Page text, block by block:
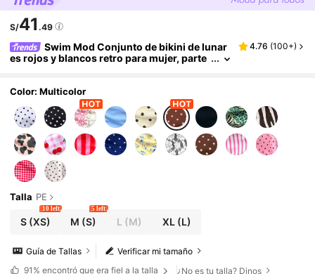
S/41 .49
Swim Mod Conjunto de bikini de lunar
es rojos y blancos retro para mujer, parte
ntage sexy y elegante para vacaciones
4.76 (100+)
Color: Multicolor
Talla PE
S(XS)
10 left
M (S)
5 left
L (M) XL(L)
Verificar mi tamaño
Guía de Tallas
91% encontró que era fiel a la talla ¿No es tu talla? Dinos